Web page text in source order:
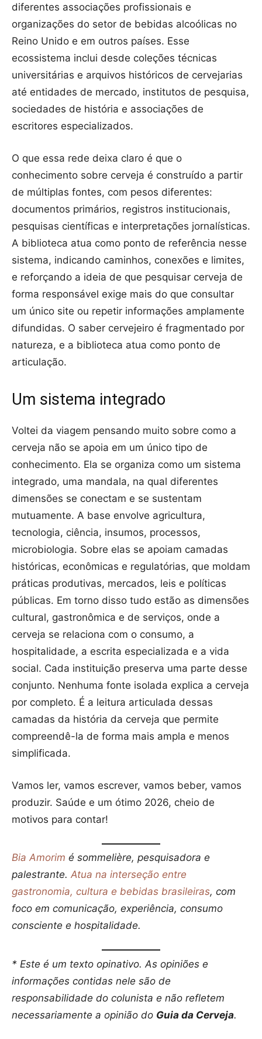
diferentes associações profissionais e
organizações do setor de bebidas alcoólicas no
Reino Unido e em outros países. Esse
ecossistema inclui desde coleções técnicas
universitárias e arquivos históricos de cervejarias
até entidades de mercado, institutos de pesquisa,
sociedades de história e associações de
escritores especializados.
O que essa rede deixa claro é que o
conhecimento sobre cerveja é construído a partir
de múltiplas fontes, com pesos diferentes:
documentos primários, registros institucionais,
pesquisas científicas e interpretações jornalísticas.
A biblioteca atua como ponto de referência nesse
sistema, indicando caminhos, conexões e limites,
e reforçando a ideia de que pesquisar cerveja de
forma responsável exige mais do que consultar
um único site ou repetir informações amplamente
difundidas. O saber cervejeiro é fragmentado por
natureza, e a biblioteca atua como ponto de
articulação.
Um sistema integrado
Voltei da viagem pensando muito sobre como a
cerveja não se apoia em um único tipo de
conhecimento. Ela se organiza como um sistema
integrado, uma mandala, na qual diferentes
dimensões se conectam e se sustentam
mutuamente. A base envolve agricultura,
tecnologia, ciência, insumos, processos,
microbiologia. Sobre elas se apoiam camadas
históricas, econômicas e regulatórias, que moldam
práticas produtivas, mercados, leis e políticas
públicas. Em torno disso tudo estão as dimensões
cultural, gastronômica e de serviços, onde a
cerveja se relaciona com o consumo, a
hospitalidade, a escrita especializada e a vida
social. Cada instituição preserva uma parte desse
conjunto. Nenhuma fonte isolada explica a cerveja
por completo. É a leitura articulada dessas
camadas da história da cerveja que permite
compreendê-la de forma mais ampla e menos
simplificada.
Vamos ler, vamos escrever, vamos beber, vamos
produzir. Saúde e um ótimo 2026, cheio de
motivos para contar!
Bia Amorim é sommelière, pesquisadora e
palestrante. Atua na interseção entre
gastronomia, cultura e bebidas brasileiras, com
foco em comunicação, experiência, consumo
consciente e hospitalidade.
* Este é um texto opinativo. As opiniões e
informações contidas nele são de
responsabilidade do colunista e não refletem
necessariamente a opinião do Guia da Cerveja.